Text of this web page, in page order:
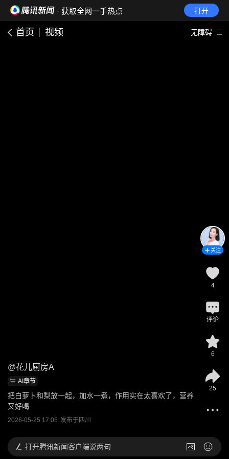
· 获取全网一手热点 打开
首页 视频 无障碍
@花儿厨房A
AI章节
把白萝卜和梨放一起，加水一煮，作用实在太喜欢了，营养
又好喝
2026-05-25 17:05 发布于四川
关注
4
评论
6
25
打开腾讯新闻客户端说两句